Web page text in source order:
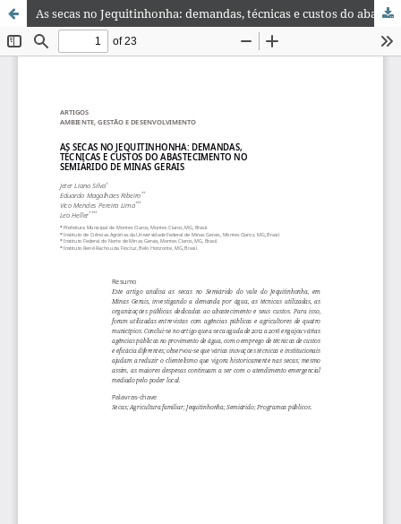
As secas no Jequitinhonha: demandas, técnicas e custos do abastecimento no semiárido de Minas Gerais